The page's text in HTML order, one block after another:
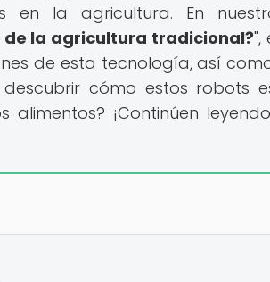
en la agricultura. En
de la agricultura tradicional?",
de esta tecnología, así
cómo estos robots
alimentos? ¡Continúen